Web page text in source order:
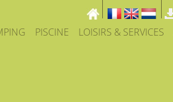
PISCINE LOISIRS & SERVICES